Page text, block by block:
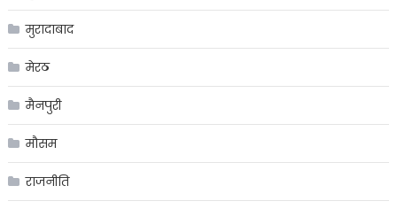
मुरादाबाद
मेरठ
मैनपुरी
मौसम
राजनीति